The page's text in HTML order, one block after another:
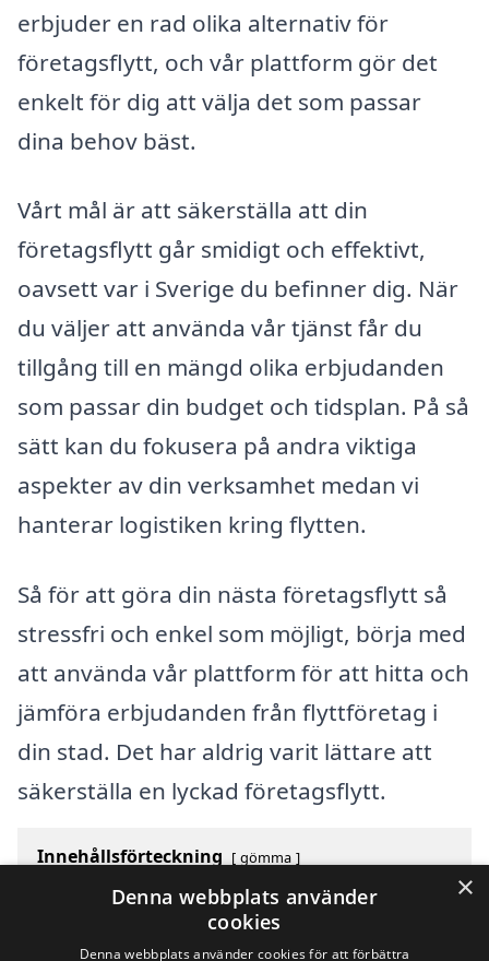
erbjuder en rad olika alternativ för
företagsflytt, och vår plattform gör det
enkelt för dig att välja det som passar
dina behov bäst.
Vårt mål är att säkerställa att din
företagsflytt går smidigt och effektivt,
oavsett var i Sverige du befinner dig. När
du väljer att använda vår tjänst får du
tillgång till en mängd olika erbjudanden
som passar din budget och tidsplan. På så
sätt kan du fokusera på andra viktiga
aspekter av din verksamhet medan vi
hanterar logistiken kring flytten.
Så för att göra din nästa företagsflytt så
stressfri och enkel som möjligt, börja med
att använda vår plattform för att hitta och
jämföra erbjudanden från flyttföretag i
din stad. Det har aldrig varit lättare att
säkerställa en lyckad företagsflytt.
Innehållsförteckning gömma
Översikt över svenska städer som börjar med L
Sök efter en skicklig företagsflytt i andra städer i
×
Denna webbplats använder
cookies
Denna webbplats använder cookies för att förbättra